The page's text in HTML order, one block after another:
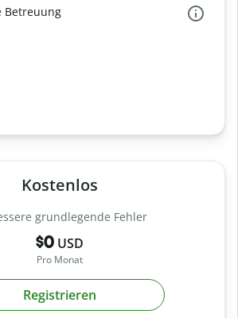
Betreuung
Kostenlos
grundlegende Fehler
$0 USD
Pro Monat
Registrieren